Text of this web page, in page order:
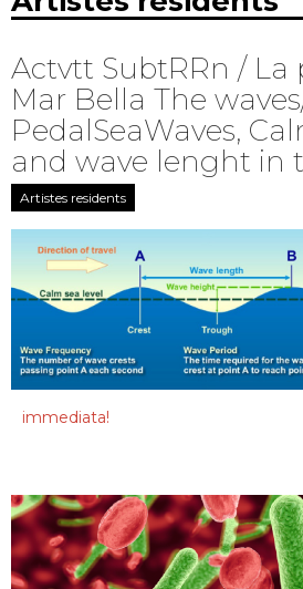
Actvtt SubtRRn / La
Mar Bella The
PedalSeaWaves,
and wave lenght in
Artistes residents
immediata!